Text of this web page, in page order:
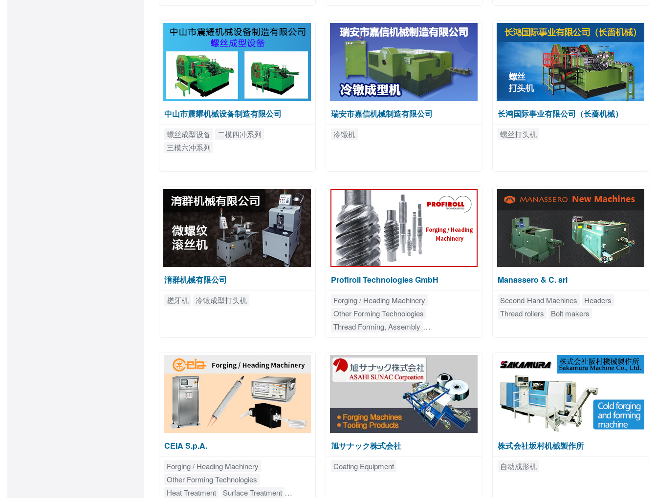
中山市震耀机械设备制造有限公司
螺丝成型设备
二模四冲系列
三模六冲系列
瑞安市嘉信机械制造有限公司
冷镦机
长鸿国际事业有限公司（长薔机械）
螺丝打头机
淯群机械有限公司
搓牙机 冷锻成型打头机
Profiroll Technologies GmbH
Forging / Heading Machinery
Other Forming Technologies
Thread Forming, Assembly
Manassero & C. srl
Second-Hand Machines
Headers
Thread rollers
Bolt makers
CEIA S.p.A.
Forging / Heading Machinery
Other Forming Technologies
Heat Treatment
Surface Treatment
旭サナック株式会社
Coating Equipment
株式会社坂村机械製作所
自动成形机